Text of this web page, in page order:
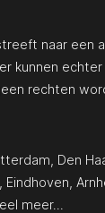
naar een
kunnen echter
rechten
Den
Eindhoven
meer…